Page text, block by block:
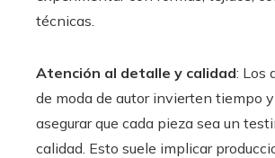
técnicas.
Atención al detalle y calidad: Los
de moda de autor invierten tiempo
asegurar que cada pieza sea un
calidad. Esto suele implicar